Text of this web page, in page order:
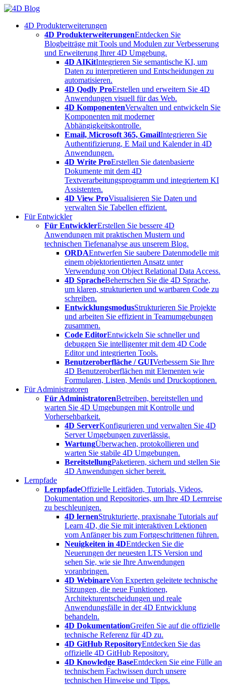
Skip
content4D Produkterweiterungen
4D ProdukterweiterungenEntdecken Sie
Blogbeiträge mit Tools und Modulen zur Verbesserung
und Erweiterung Ihrer 4D Umgebung.
4D AIKitIntegrieren Sie semantische KI, um
Daten zu interpretieren und Entscheidungen zu
automatisieren.
4D Qodly ProErstellen und erweitern Sie 4D
Anwendungen visuell für das Web.
4D KomponentenVerwalten und entwickeln Sie
Komponenten mit moderner
Abhängigkeitskontrolle.
Email, Microsoft 365, GmailIntegrieren Sie
Authentifizierung, E Mail und Kalender in 4D
Anwendungen.
4D Write ProErstellen Sie datenbasierte
Dokumente mit dem 4D
Textverarbeitungsprogramm und integriertem KI
Assistenten.
4D View ProVisualisieren Sie Daten und
verwalten Sie Tabellen effizient.
Für Entwickler
Für EntwicklerErstellen Sie bessere 4D
Anwendungen mit praktischen Mustern und
technischen Tiefenanalyse aus unserem Blog.
ORDAEntwerfen Sie saubere Datenmodelle mit
einem objektorientierten Ansatz unter
Verwendung von Object Relational Data Access.
4D SpracheBeherrschen Sie die 4D Sprache,
um klaren, strukturierten und wartbaren Code zu
schreiben.
EntwicklungsmodusStrukturieren Sie Projekte
und arbeiten Sie effizient in Teamumgebungen
zusammen.
Code EditorEntwickeln Sie schneller und
debuggen Sie intelligenter mit dem 4D Code
Editor und integrierten Tools.
Benutzeroberfläche / GUIVerbessern Sie Ihre
4D Benutzeroberflächen mit Elementen wie
Formularen, Listen, Menüs und Druckoptionen.
Für Administratoren
Für AdministratorenBetreiben, bereitstellen und
warten Sie 4D Umgebungen mit Kontrolle und
Vorhersehbarkeit.
4D ServerKonfigurieren und verwalten Sie 4D
Server Umgebungen zuverlässig.
WartungÜberwachen, protokollieren und
warten Sie stabile 4D Umgebungen.
BereitstellungPaketieren, sichern und stellen Sie
4D Anwendungen sicher bereit.
Lernpfade
LernpfadeOffizielle Leitfäden, Tutorials, Videos,
Dokumentation und Repositories, um Ihre 4D Lernreise
zu beschleunigen.
4D lernenStrukturierte, praxisnahe Tutorials auf
Learn 4D, die Sie mit interaktiven Lektionen
vom Anfänger bis zum Fortgeschrittenen führen.
Neuigkeiten in 4DEntdecken Sie die
Neuerungen der neuesten LTS Version und
sehen Sie, wie sie Ihre Anwendungen
voranbringen.
4D WebinareVon Experten geleitete technische
Sitzungen, die neue Funktionen,
Architekturentscheidungen und reale
Anwendungsfälle in der 4D Entwicklung
behandeln.
4D DokumentationGreifen Sie auf die offizielle
technische Referenz für 4D zu.
4D GitHub RepositoryEntdecken Sie das
offizielle 4D GitHub Repository.
4D Knowledge BaseEntdecken Sie eine Fülle an
technischem Fachwissen durch unsere
technischen Hinweise und Tipps.